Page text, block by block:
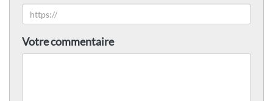
Votre commentaire